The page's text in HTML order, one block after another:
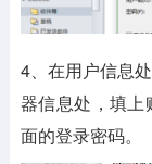
4、在用户信息
器信息处，填
面的登录密码。